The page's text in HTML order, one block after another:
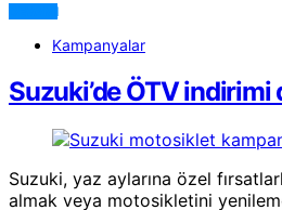
DEVAMI
Kampanyalar
Suzuki’de ÖTV
Suzuki, yaz aylarına özel
almak veya motosikletini